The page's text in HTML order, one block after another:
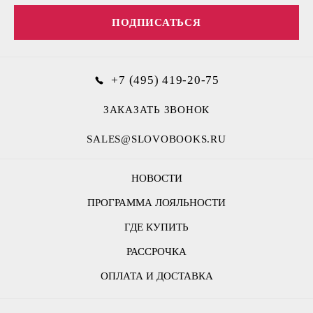
НОВОСТИ
ПРОГРАММА ЛОЯЛЬНОСТИ
ГДЕ КУПИТЬ
РАССРОЧКА
ОПЛАТА И ДОСТАВКА
ПОДПИСАТЬСЯ
+7 (495) 419-20-75
ЗАКАЗАТЬ ЗВОНОК
SALES@SLOVOBOOKS.RU